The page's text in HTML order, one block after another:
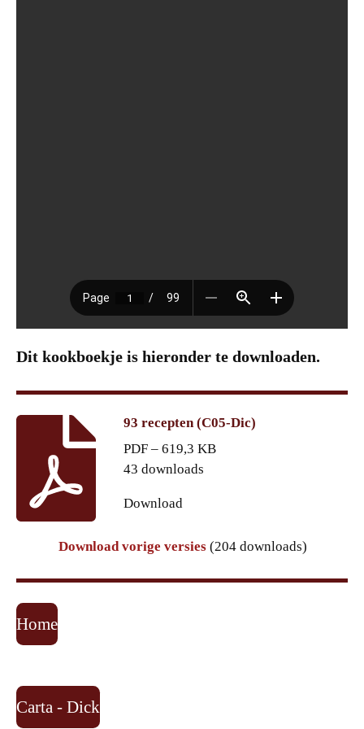
Dit kookboekje is hieronder te downloaden.
93 recepten (C05-Dic)
PDF – 619,3 KB
43 downloads
Download
Download vorige versies (204 downloads)
Home
Carta - Dick